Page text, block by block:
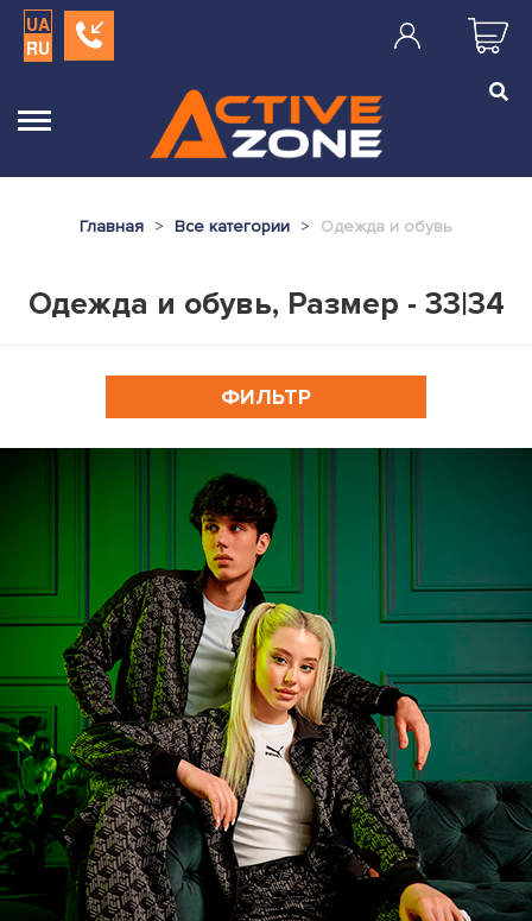
UA
RU
Главная Все категории Одежда и обувь
Одежда и обувь, Размер - 33|34
ФИЛЬТР